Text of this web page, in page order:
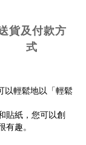
貨及付款方
式
以輕鬆地以「輕鬆
貼紙，您可以創
趣。